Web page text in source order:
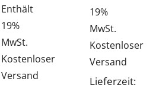
Preis
war:
119,95 €60,00 €.
Enthält
19%
MwSt.
Kostenloser
Versand
19%
MwSt.
Kostenloser
Versand
Lieferzeit: